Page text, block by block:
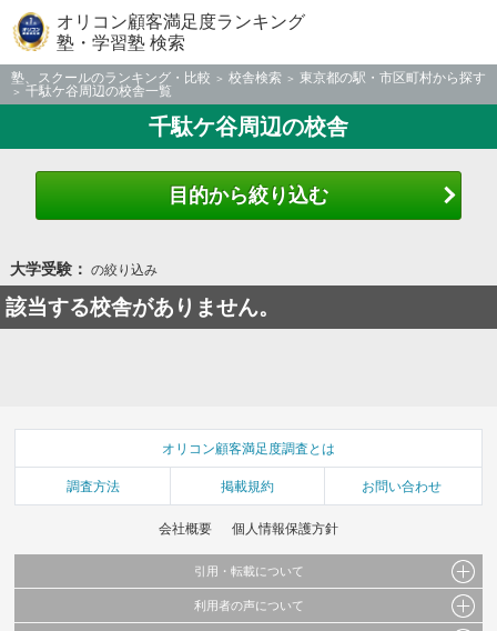
オリコン顧客満足度ランキング
塾・学習塾 検索
塾、スクールのランキング・比較 校舎検索
東京都の駅・市区町村から探す
千駄ケ谷周辺の校舎一覧
千駄ケ谷周辺の校舎
目的から絞り込む
大学受験： の絞り込み
該当する校舎がありません。
オリコン顧客満足度調査とは
調査方法 掲載規約 お問い合わせ
会社概要 個人情報保護方針
引用・転載について
当サイトで公開されている情報（文字、写真、イラスト、画像データ等）及びこれらの配
利用者の声について